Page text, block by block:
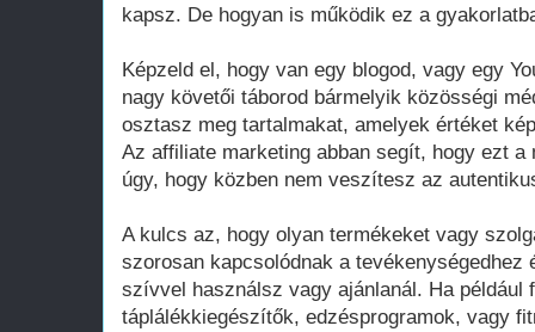
kapsz. De hogyan is működik ez a
Képzeld el, hogy van egy blogod, vagy egy
nagy követői táborod bármelyik közösségi
osztasz meg tartalmakat, amelyek értéket
Az affiliate marketing abban segít, hogy ezt
úgy, hogy közben nem veszítesz az
A kulcs az, hogy olyan termékeket vagy
szorosan kapcsolódnak a tevékenységedhez
szívvel használsz vagy ajánlanál. Ha például
táplálékkiegészítők, edzésprogramok, vagy